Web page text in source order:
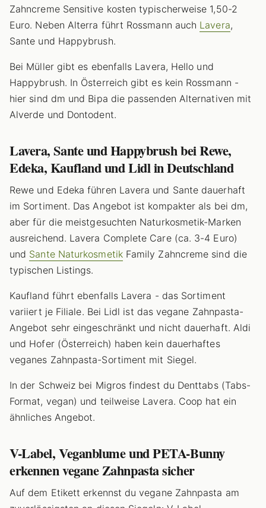
Zahncreme Sensitive kosten typischerweise 1,50-2
Euro. Neben Alterra führt Rossmann auch Lavera,
Sante und Happybrush.
Bei Müller gibt es ebenfalls Lavera, Hello und
Happybrush. In Österreich gibt es kein Rossmann -
hier sind dm und Bipa die passenden Alternativen mit
Alverde und Dontodent.
Lavera, Sante und Happybrush bei Rewe,
Edeka, Kaufland und Lidl in Deutschland
Rewe und Edeka führen Lavera und Sante dauerhaft
im Sortiment. Das Angebot ist kompakter als bei dm,
aber für die meistgesuchten Naturkosmetik-Marken
ausreichend. Lavera Complete Care (ca. 3-4 Euro)
und Sante NaturkosmetikFamily Zahncreme sind die
typischen Listings.
Kaufland führt ebenfalls Lavera - das Sortiment
variiert je Filiale. Bei Lidl ist das vegane Zahnpasta-
Angebot sehr eingeschränkt und nicht dauerhaft. Aldi
und Hofer (Österreich) haben kein dauerhaftes
veganes Zahnpasta-Sortiment mit Siegel.
In der Schweiz bei Migros findest du Denttabs (Tabs-
Format, vegan) und teilweise Lavera. Coop hat ein
ähnliches Angebot.
V-Label, Veganblume und PETA-Bunny
erkennen vegane Zahnpasta sicher
Auf dem Etikett erkennst du vegane Zahnpasta am